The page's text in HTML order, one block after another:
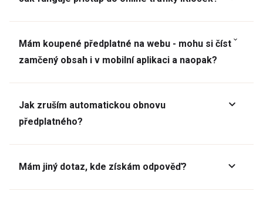
Mám koupené předplatné na webu - mohu si číst
zamčený obsah i v mobilní aplikaci a naopak?
Jak zruším automatickou obnovu
předplatného?
Mám jiný dotaz, kde získám odpověď?